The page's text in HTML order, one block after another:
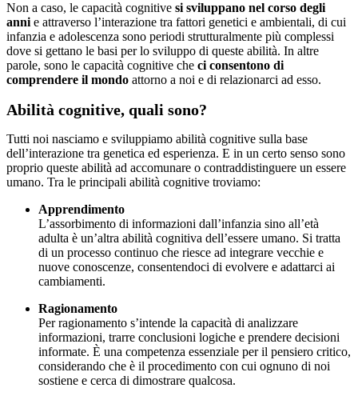
Non a caso, le capacità cognitive si sviluppano nel corso degli
anni e attraverso l’interazione tra fattori genetici e ambientali, di cui
infanzia e adolescenza sono periodi strutturalmente più complessi
dove si gettano le basi per lo sviluppo di queste abilità. In altre
parole, sono le capacità cognitive che ci consentono di
comprendere il mondo attorno a noi e di relazionarci ad esso.
Abilità cognitive, quali sono?
Tutti noi nasciamo e sviluppiamo abilità cognitive sulla base
dell’interazione tra genetica ed esperienza. E in un certo senso sono
proprio queste abilità ad accomunare o contraddistinguere un essere
umano. Tra le principali abilità cognitive troviamo:
Apprendimento
L’assorbimento di informazioni dall’infanzia sino all’età
adulta è un’altra abilità cognitiva dell’essere umano. Si tratta
di un processo continuo che riesce ad integrare vecchie e
nuove conoscenze, consentendoci di evolvere e adattarci ai
cambiamenti.
Ragionamento
Per ragionamento s’intende la capacità di analizzare
informazioni, trarre conclusioni logiche e prendere decisioni
informate. È una competenza essenziale per il pensiero critico,
considerando che è il procedimento con cui ognuno di noi
sostiene e cerca di dimostrare qualcosa.